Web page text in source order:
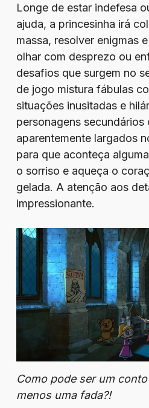
Longe de estar indefesa
ajuda, a princesinha irá
massa, resolver enigmas
olhar com desprezo ou
desafios que surgem no
de jogo mistura fábulas
situações inusitadas e
personagens secundários
aparentemente largados
para que aconteça
o sorriso e aqueça o
gelada. A atenção aos
impressionante.
Como pode ser um
menos uma fada?!